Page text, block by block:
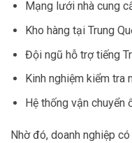
Mạng lưới nhà cung
Kho hàng tại Trung
Đội ngũ hỗ trợ tiếng
Kinh nghiệm kiểm tra
Hệ thống vận chuyển
Nhờ đó, doanh nghiệp